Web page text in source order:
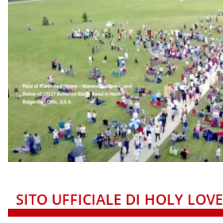
SITO UFFICIALE DI HOLY LOVE